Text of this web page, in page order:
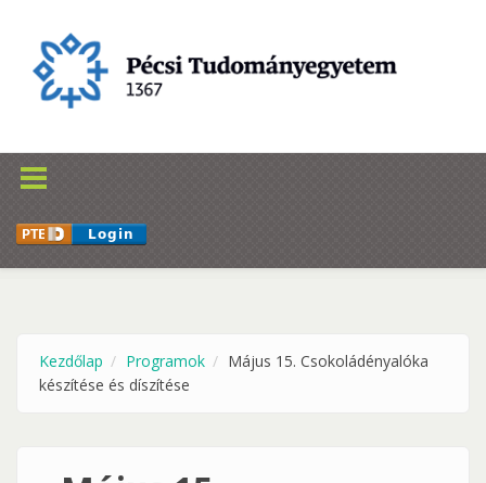
Kezdőlap Programok
Május 15. Csokoládényalóka
készítése és díszítése